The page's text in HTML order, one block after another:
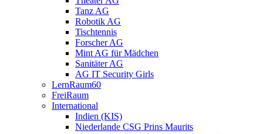
Tanz AG
Robotik AG
Tischtennis
Forscher AG
Mint AG für Mädchen
Sanitäter AG
AG IT Security Girls
LernRaum60
FreiRaum
International
Indien (KIS)
Niederlande CSG Prins Maurits